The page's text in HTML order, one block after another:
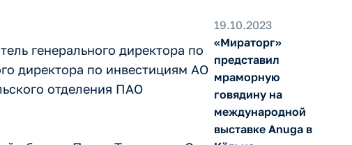
генерального директора по
директора по инвестициям АО
отделения ПАО
19.10.2023
«Мираторг»
представил
мраморную
говядину на
международной
выставке Anuga в